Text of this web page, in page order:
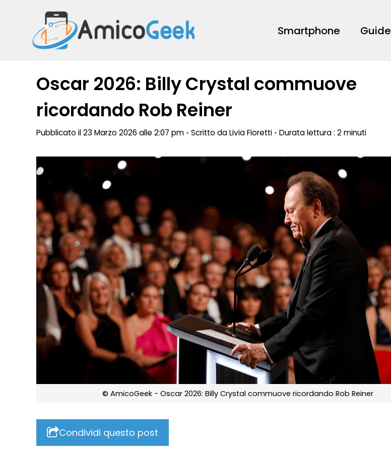
contenuto
Smartphone Guide
Oscar 2026: Billy Crystal commuove
ricordando Rob Reiner
Pubblicato il 23 Marzo 2026 alle 2:07 pm • Scritto daLivia Fioretti • Durata lettura : 2 minuti
© AmicoGeek - Oscar 2026: Billy Crystal commuove ricordando Rob Reiner
Condividi questo post